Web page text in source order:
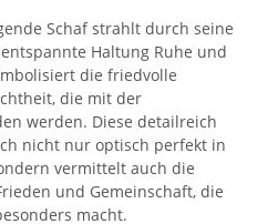
Schaf strahlt durch seine
Haltung Ruhe und
die friedvolle
die mit der
werden. Diese detailreich
nicht nur optisch perfekt in
vermittelt auch die
und Gemeinschaft, die
macht.